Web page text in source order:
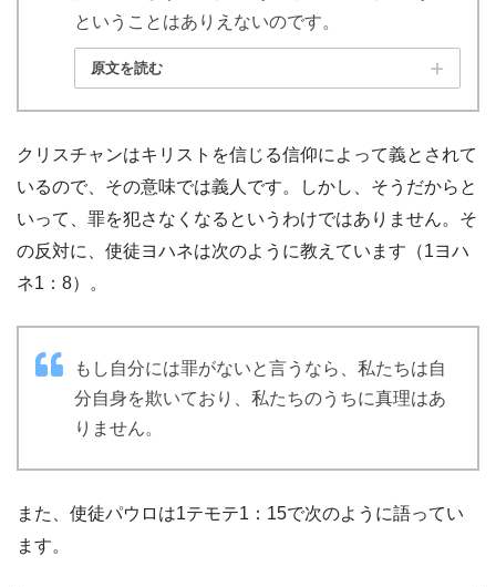
ということはありえないのです。
原文を読む
クリスチャンはキリストを信じる信仰によって義とされて
いるので、その意味では義人です。しかし、そうだからと
いって、罪を犯さなくなるというわけではありません。そ
の反対に、使徒ヨハネは次のように教えています（1ヨハ
ネ1：8）。
もし自分には罪がないと言うなら、私たちは自
分自身を欺いており、私たちのうちに真理はあ
りません。
また、使徒パウロは1テモテ1：15で次のように語ってい
ます。